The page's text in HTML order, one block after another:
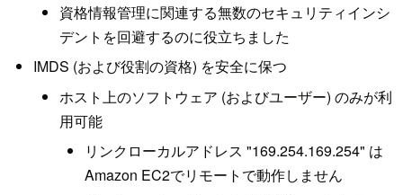
資格情報管理に関連する無数のセキュリティインシ
デントを回避するのに役立ちました
IMDS (および役割の資格) を安全に保つ
ホスト上のソフトウェア (およびユーザー) のみが利
用可能
リンクローカルアドレス "169.254.169.254" は
Amazon EC2でリモートで動作しません